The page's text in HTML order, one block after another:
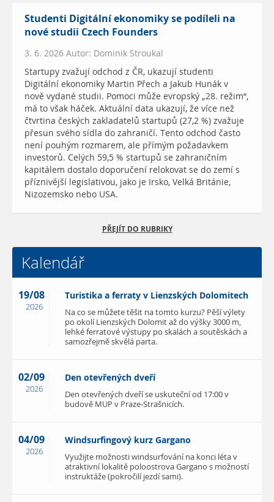
Studenti Digitální ekonomiky se podíleli na
nové studii Czech Founders
3. 6. 2026 Autor: Dominik Stroukal
Startupy zvažují odchod z ČR, ukazují studenti
Digitální ekonomiky Martin Přech a Jakub Hunák v
nově vydané studii. Pomoci může evropský „28. režim“,
má to však háček. Aktuální data ukazují, že více než
čtvrtina českých zakladatelů startupů (27,2 %) zvažuje
přesun svého sídla do zahraničí. Tento odchod často
není pouhým rozmarem, ale přímým požadavkem
investorů. Celých 59,5 % startupů se zahraničním
kapitálem dostalo doporučení relokovat se do zemí s
příznivější legislativou, jako je Irsko, Velká Británie,
Nizozemsko nebo USA.
PŘEJÍT DO RUBRIKY
Kalendář
19/08
2026
Turistika a ferraty v Lienzských Dolomitech
Na co se můžete těšit na tomto kurzu? Pěší výlety
po okolí Lienzských Dolomit až do výšky 3000 m,
lehké ferratové výstupy po skalách a soutěskách a
samozřejmě skvělá parta.
02/09
2026
Den otevřených dveří
Den otevřených dveří se uskuteční od 17:00 v
budově MUP v Praze-Strašnicích.
04/09
2026
Windsurfingový kurz Gargano
Využijte možnosti windsurfování na konci léta v
atraktivní lokalitě poloostrova Gargano s možností
instruktáže (pokročilí jezdí sami).